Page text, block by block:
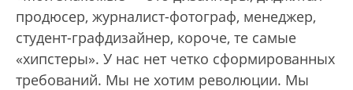
продюсер, журналист-фотограф, менеджер,
студент-графдизайнер, короче, те самые
«хипстеры». У нас нет четко сформированных
требований. Мы не хотим революции. Мы